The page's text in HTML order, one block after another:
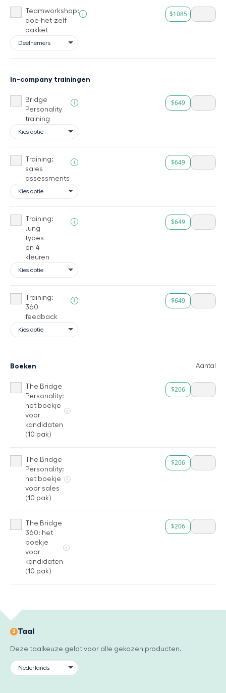
Teamworkshop:
doe-het-zelf
pakket
i $1085
In-company trainingen
Bridge
Personality
training
i $649
Training:
sales
assessments
i $649
Training:
Jung
types
en 4
kleuren
i $649
Training:
360
feedback
i $649
Boeken Aantal
The Bridge
Personality:
het boekje
voor
kandidaten
(10 pak)
i
$206
The Bridge
Personality:
het boekje
voor sales
(10 pak)
i
$206
The Bridge
360: het
boekje
voor
kandidaten
(10 pak)
i
$206
2 Taal
Deze taalkeuze geldt voor alle gekozen producten.